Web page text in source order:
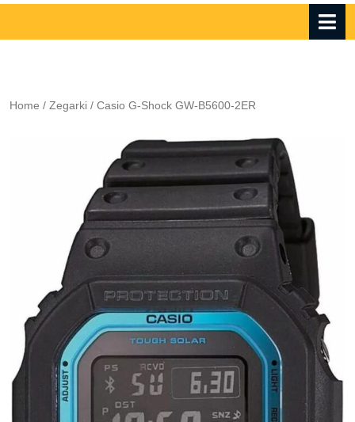
Account
cart
Home / Zegarki / Casio G-Shock GW-B5600-2ER